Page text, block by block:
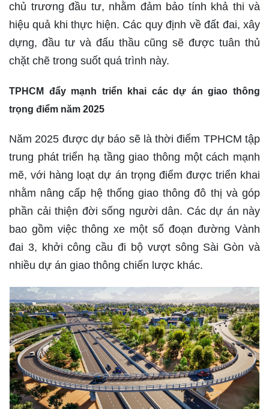
chủ trương đầu tư, nhằm đảm bảo tính khả thi và
hiệu quả khi thực hiện. Các quy định về đất đai, xây
dựng, đầu tư và đấu thầu cũng sẽ được tuân thủ
chặt chẽ trong suốt quá trình này.
TPHCM đẩy mạnh triển khai các dự án giao thông
trọng điểm năm 2025
Năm 2025 được dự báo sẽ là thời điểm TPHCM tập
trung phát triển hạ tầng giao thông một cách mạnh
mẽ, với hàng loạt dự án trọng điểm được triển khai
nhằm nâng cấp hệ thống giao thông đô thị và góp
phần cải thiện đời sống người dân. Các dự án này
bao gồm việc thông xe một số đoạn đường Vành
đai 3, khởi công cầu đi bộ vượt sông Sài Gòn và
nhiều dự án giao thông chiến lược khác.